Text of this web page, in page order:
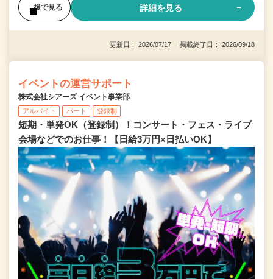
後で見る 詳細を見る
更新日： 2026/07/17 掲載終了日： 2026/09/18
イベントの運営サポート
株式会社シアーズ イベント事業部
アルバイト パート 登録制
短期・単発OK（登録制）！コンサート・フェス・ライブ
会場などでのお仕事！【日給3万円×日払いOK】